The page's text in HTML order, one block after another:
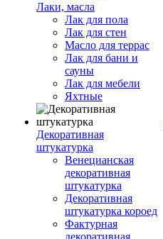
Лаки, масла
Лак для пола
Лак для стен
Масло для террас
Лак для бани и
сауны
Лак для мебели
Яхтные
Декоративная
штукатурка
Венецианская
декоративная
штукатурка
Декоративная
штукатурка короед
Фактурная
декоративная